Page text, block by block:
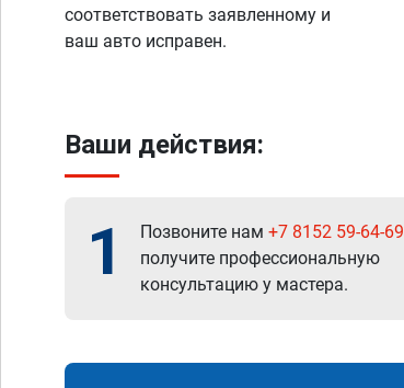
соответствовать заявленному и
ваш авто исправен.
Ваши действия:
1 Позвоните нам +7 8152 59-64-69
получите профессиональную
консультацию у мастера.